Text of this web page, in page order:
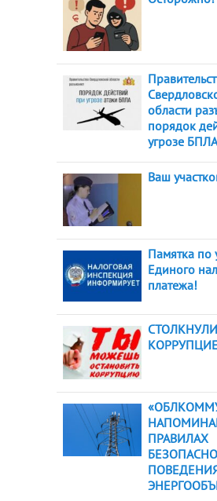
области
порядок
угрозе БПЛА
Ваш
Памятка по
Единого
платежа!
ПРАВИЛАХ